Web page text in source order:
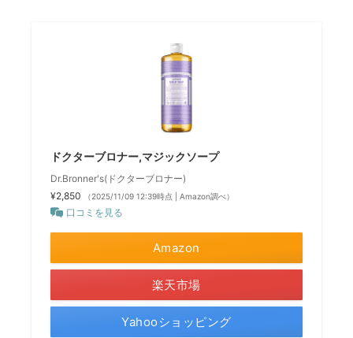
ドクターブロナー,マジックソープ
Dr.Bronner's(ドクターブロナー)
¥2,850
（2025/11/09 12:39時点 | Amazon調べ）
口コミを見る
Amazon
楽天市場
Yahooショッピング